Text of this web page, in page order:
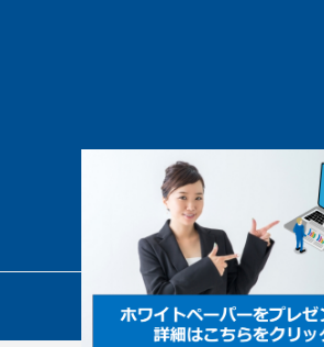
© SBSMarketing Co., Ltd.